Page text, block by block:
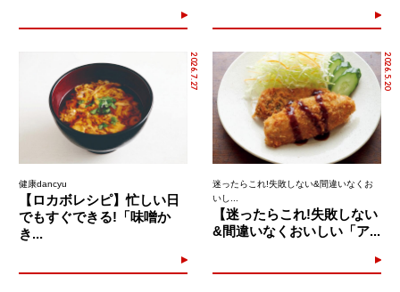
2026.7.27
健康dancyu
【ロカボレシピ】忙しい日
でもすぐできる!「味噌か
き...
2026.5.20
迷ったらこれ!失敗しない&間違いなくお
いし...
【迷ったらこれ!失敗しない
&間違いなくおいしい「ア...